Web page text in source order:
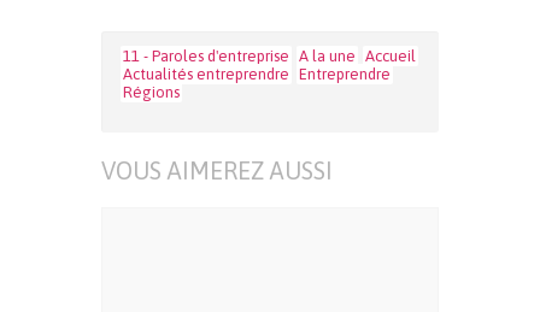
11 - Paroles d'entreprise A la une Accueil
Actualités entreprendre Entreprendre
Régions
VOUS AIMEREZ AUSSI